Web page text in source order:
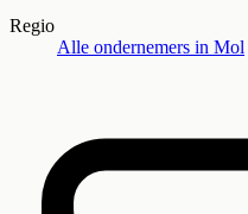
Regio
Alle ondernemers in Mol